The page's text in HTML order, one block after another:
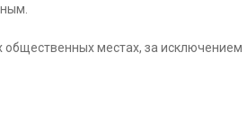
общественных местах, за исключением